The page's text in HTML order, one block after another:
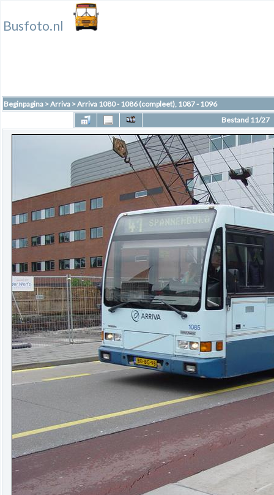
Busfoto.nl
Beginpagina >Arriva >Arriva 1080 - 1086 (compleet), 1087 - 1096
Bestand 11/27